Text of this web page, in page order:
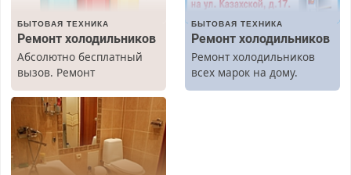
БЫТОВАЯ ТЕХНИКА
Ремонт холодильников
Абсолютно бесплатный
вызов. Ремонт
холодильников всех
марок на дому, с
гарантией. Все р-ны.
Срочно. Без выходных.
Пенсионерам – скидки до
40%. Мастер со стажем.
БЫТОВАЯ ТЕХНИКА
Ремонт холодильников
Ремонт холодильников
всех марок на дому.